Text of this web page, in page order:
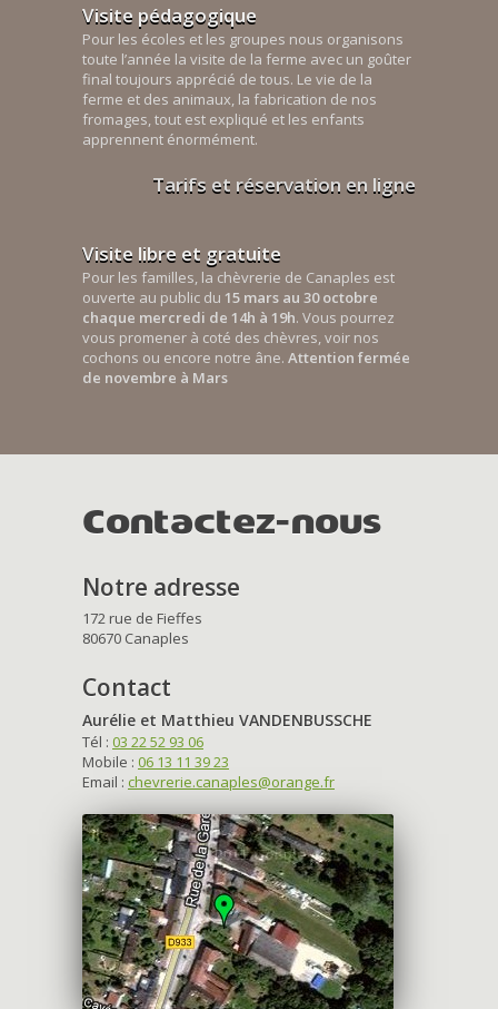
Visite pédagogique
Pour les écoles et les groupes nous organisons
toute l’année la visite de la ferme avec un goûter
final toujours apprécié de tous. Le vie de la
ferme et des animaux, la fabrication de nos
fromages, tout est expliqué et les enfants
apprennent énormément.
Tarifs et réservation en ligne
Visite libre et gratuite
Pour les familles, la chèvrerie de Canaples est
ouverte au public du 15 mars au 30 octobre
chaque mercredi de 14h à 19h. Vous pourrez
vous promener à coté des chèvres, voir nos
cochons ou encore notre âne. Attention fermée
de novembre à Mars
Contactez-nous
Notre adresse
172 rue de Fieffes
80670 Canaples
Contact
Aurélie et Matthieu VANDENBUSSCHE
Tél : 03 22 52 93 06
Mobile : 06 13 11 39 23
Email : chevrerie.canaples@orange.fr